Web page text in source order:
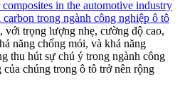
trong ngành công nghiệp ô tô
với trọng lượng nhẹ, cường độ cao,
năng chống mỏi, và khả năng
thu hút sự chú ý trong ngành công
chúng trong ô tô trở nên rộng